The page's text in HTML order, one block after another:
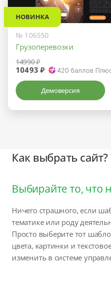
НОВИНКА
№ 106550
Грузоперевозки
14990 ₽
10493 ₽ 420 баллов
Демоверсия
Как выбрать сайт?
Выбирайте то, что
Ничего страшного, если
тематике или роду
Просто выберите тот
цвета, картинки и
изменить в системе